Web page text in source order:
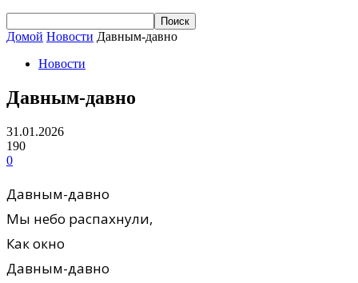
Домой Новости Давным-давно
Новости
Давным-давно
31.01.2026
190
0
Давным-давно
Мы небо распахнули,
Как окно
Давным-давно